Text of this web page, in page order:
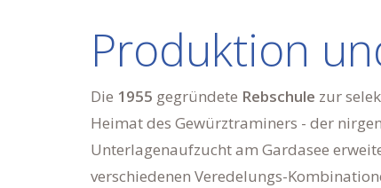
Produktion
Die 1955 gegründete Rebschule zur
Heimat des Gewürztraminers - der
Unterlagenaufzucht am Gardasee
verschiedenen Veredelungs-